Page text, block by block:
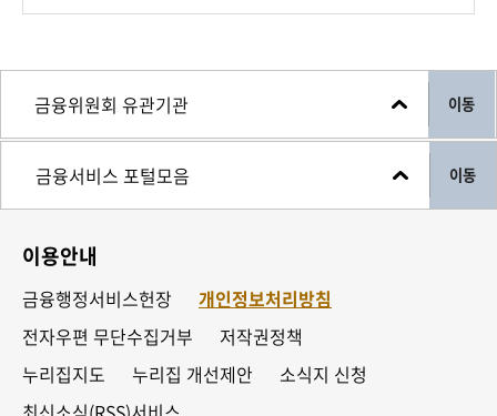
이동
이동
이용안내
금융행정서비스헌장
개인정보처리방침
전자우편 무단수집거부
저작권정책
누리집지도
누리집 개선제안
소식지 신청